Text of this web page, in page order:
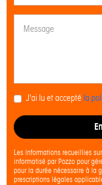
J'ai lu et accepté la
Les informations recueillies
informatisé par Pozzo pour
pour la durée nécessaire à la
prescriptions légales